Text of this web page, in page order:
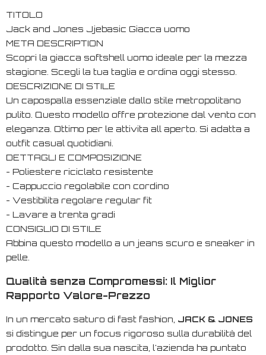
TITOLO
Jack and Jones Jjebasic Giacca uomo
META DESCRIPTION
Scopri la giacca softshell uomo ideale per la mezza
stagione. Scegli la tua taglia e ordina oggi stesso.
DESCRIZIONE DI STILE
Un capospalla essenziale dallo stile metropolitano
pulito. Questo modello offre protezione dal vento con
eleganza. Ottimo per le attivita all aperto. Si adatta a
outfit casual quotidiani.
DETTAGLI E COMPOSIZIONE
- Poliestere riciclato resistente
- Cappuccio regolabile con cordino
- Vestibilita regolare regular fit
- Lavare a trenta gradi
CONSIGLIO DI STILE
Abbina questo modello a un jeans scuro e sneaker in
pelle.
Qualità senza Compromessi: Il Miglior
Rapporto Valore-Prezzo
In un mercato saturo di fast fashion, JACK & JONES
si distingue per un focus rigoroso sulla durabilità del
prodotto. Sin dalla sua nascita, l'azienda ha puntato